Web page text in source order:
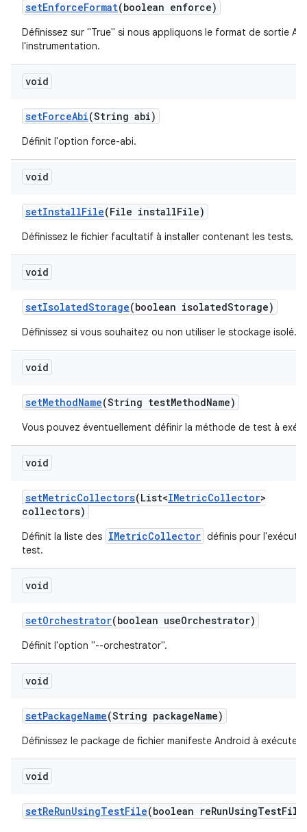
setEnforceFormat(boolean enforce)
Définissez sur "True" si nous appliquons le format de sortie
l'instrumentation.
void
setForceAbi(String abi)
Définit l'option force-abi.
void
setInstallFile(File installFile)
Définissez le fichier facultatif à installer contenant les tests.
void
setIsolatedStorage(boolean isolatedStorage)
Définissez si vous souhaitez ou non utiliser le stockage isolé.
void
setMethodName(String testMethodName)
Vous pouvez éventuellement définir la méthode de test à
void
setMetricCollectors(List<IMetricCollector>
collectors)
Définit la liste des IMetricCollector définis pour
test.
void
setOrchestrator(boolean useOrchestrator)
Définit l'option "--orchestrator".
void
setPackageName(String packageName)
Définissez le package de fichier manifeste Android à exécuter.
void
setReRunUsingTestFile(boolean reRunUsingTest